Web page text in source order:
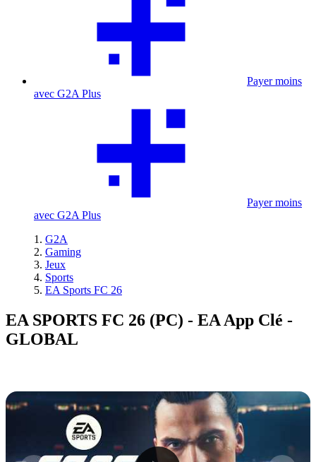
Payer moins
avec G2A Plus
Payer moins
avec G2A Plus
G2A
Gaming
Jeux
Sports
EA Sports FC 26
EA SPORTS FC 26 (PC) - EA App Clé -
GLOBAL